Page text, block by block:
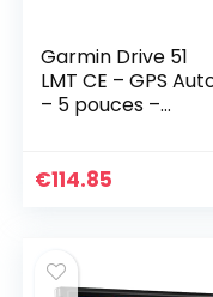
Garmin Drive 51
LMT CE – GPS
– 5 pouces –
Trafic gratuits à vie
€114.85